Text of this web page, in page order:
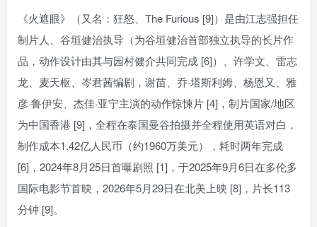
《火遮眼》（又名：狂怒、The Furious [9]）是由江志强担任
制片人、谷垣健治执导（为谷垣健治首部独立执导的长片作
品，动作设计由其与园村健介共同完成 [6]）、许学文、雷志
龙、麦天枢、岑君茜编剧，谢苗、乔·塔斯利姆、杨恩又、雅
彦·鲁伊安、杰佳·亚宁主演的动作惊悚片 [4]，制片国家/地区
为中国香港 [9]，全程在泰国曼谷拍摄并全程使用英语对白，
制作成本1.42亿人民币（约1960万美元），耗时两年完成
[6]，2024年8月25日首曝剧照 [1]，于2025年9月6日在多伦多
国际电影节首映，2026年5月29日在北美上映 [8]，片长113
分钟 [9]。